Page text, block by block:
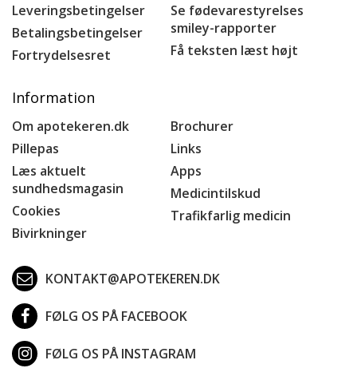
Leveringsbetingelser
Betalingsbetingelser
Fortrydelsesret
Se fødevarestyrelses
smiley-rapporter
Få teksten læst højt
Information
Om apotekeren.dk
Pillepas
Læs aktuelt
sundhedsmagasin
Cookies
Bivirkninger
Brochurer
Links
Apps
Medicintilskud
Trafikfarlig medicin
KONTAKT@APOTEKEREN.DK
FØLG OS PÅ FACEBOOK
FØLG OS PÅ INSTAGRAM